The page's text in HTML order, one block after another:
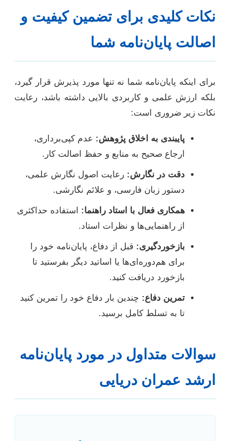
نکات کلیدی برای تضمین کیفیت و
اصالت پایان‌نامه شما
برای اینکه پایان‌نامه شما نه تنها مورد پذیرش قرار گیرد،
بلکه ارزش علمی و کاربردی بالایی داشته باشد، رعایت
نکات زیر ضروری است:
پایبندی به اخلاق پژوهش: عدم کپی‌برداری،
ارجاع صحیح به منابع و حفظ اصالت کار.
دقت در نگارش: رعایت اصول نگارش علمی،
دستور زبان فارسی، و علائم نگارشی.
همکاری فعال با استاد راهنما: استفاده حداکثری
از راهنمایی‌ها و نظرات استاد.
بازخوردگیری: قبل از دفاع، پایان‌نامه خود را
برای هم‌دوره‌ای‌ها یا اساتید دیگر بفرستید تا
بازخورد دریافت کنید.
تمرین دفاع: چندین بار دفاع خود را تمرین کنید
تا به تسلط کامل برسید.
سوالات متداول در مورد پایان‌نامه
ارشد عمران دریایی